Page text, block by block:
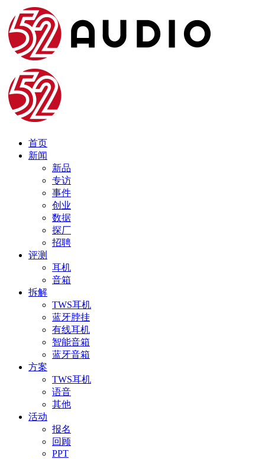
首页
新闻
新品
专访
事件
创业
数据
探厂
招聘
评测
耳机
音箱
拆解
TWS耳机
蓝牙脖挂
有线耳机
智能音箱
蓝牙音箱
方案
TWS耳机
语音
其他
活动
报名
回顾
PPT